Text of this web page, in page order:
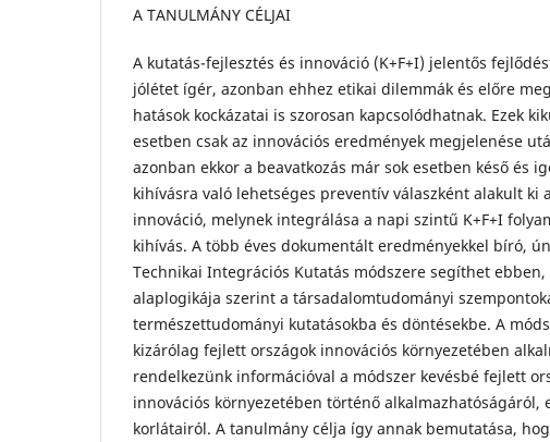
A TANULMÁNY CÉLJAI
A kutatás-fejlesztés és innováció (K+F+I) jelentős
jólétet ígér, azonban ehhez etikai dilemmák és előre
hatások kockázatai is szorosan kapcsolódhatnak. Ezek
esetben csak az innovációs eredmények megjelenése
azonban ekkor a beavatkozás már sok esetben késő és
kihívásra való lehetséges preventív válaszként alakult ki
innováció, melynek integrálása a napi szintű K+F+I
kihívás. A több éves dokumentált eredményekkel bíró,
Technikai Integrációs Kutatás módszere segíthet ebben,
alaplogikája szerint a társadalomtudományi
természettudományi kutatásokba és döntésekbe. A
kizárólag fejlett országok innovációs környezetében
rendelkezünk információval a módszer kevésbé fejlett
innovációs környezetében történő alkalmazhatóságáról,
korlátairól. A tanulmány célja így annak bemutatása,